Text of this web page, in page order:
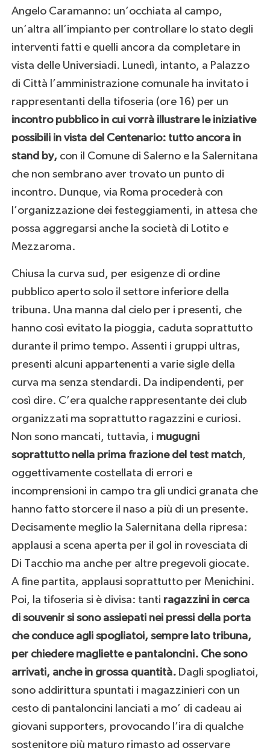
Angelo Caramanno: un’occhiata al campo,
un’altra all’impianto per controllare lo stato degli
interventi fatti e quelli ancora da completare in
vista delle Universiadi. Lunedì, intanto, a Palazzo
di Città l’amministrazione comunale ha invitato i
rappresentanti della tifoseria (ore 16) per un
incontro pubblico in cui vorrà illustrare le iniziative
possibili in vista del Centenario: tutto ancora in
stand by, con il Comune di Salerno e la Salernitana
che non sembrano aver trovato un punto di
incontro. Dunque, via Roma procederà con
l’organizzazione dei festeggiamenti, in attesa che
possa aggregarsi anche la società di Lotito e
Mezzaroma.
Chiusa la curva sud, per esigenze di ordine
pubblico aperto solo il settore inferiore della
tribuna. Una manna dal cielo per i presenti, che
hanno così evitato la pioggia, caduta soprattutto
durante il primo tempo. Assenti i gruppi ultras,
presenti alcuni appartenenti a varie sigle della
curva ma senza stendardi. Da indipendenti, per
così dire. C’era qualche rappresentante dei club
organizzati ma soprattutto ragazzini e curiosi.
Non sono mancati, tuttavia, i mugugni
soprattutto nella prima frazione del test match,
oggettivamente costellata di errori e
incomprensioni in campo tra gli undici granata che
hanno fatto storcere il naso a più di un presente.
Decisamente meglio la Salernitana della ripresa:
applausi a scena aperta per il gol in rovesciata di
Di Tacchio ma anche per altre pregevoli giocate.
A fine partita, applausi soprattutto per Menichini.
Poi, la tifoseria si è divisa: tanti ragazzini in cerca
di souvenir si sono assiepati nei pressi della porta
che conduce agli spogliatoi, sempre lato tribuna,
per chiedere magliette e pantaloncini. Che sono
arrivati, anche in grossa quantità.Dagli spogliatoi,
sono addirittura spuntati i magazzinieri con un
cesto di pantaloncini lanciati a mo’ di cadeau ai
giovani supporters, provocando l’ira di qualche
sostenitore più maturo rimasto ad osservare